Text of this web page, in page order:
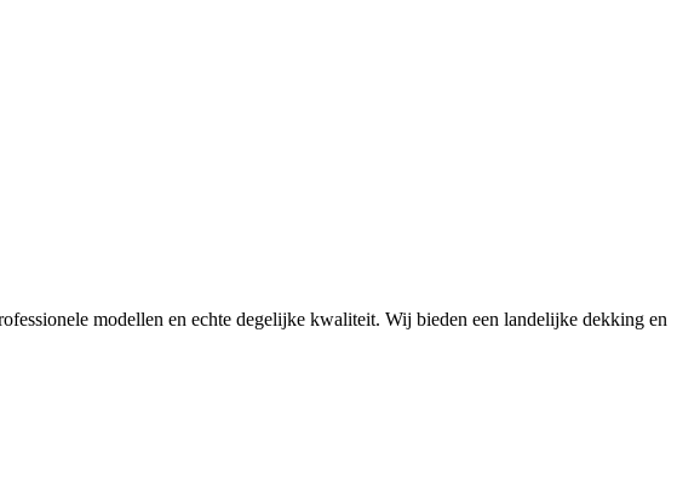
modellen en echte degelijke kwaliteit. Wij bieden een landelijke dekking en